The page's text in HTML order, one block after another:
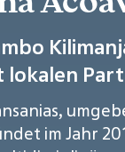
lokalen
im Jahr